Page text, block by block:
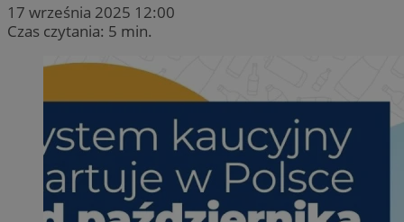
17 września 2025 12:00
Czas czytania: 5 min.